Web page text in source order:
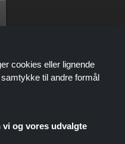
cookies eller lignende
til andre formål
og vores udvalgte